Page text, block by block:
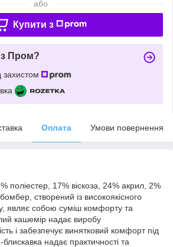
або
Купити з
з Пром?
захистом
Оплата Умови повернення
поліестер, 17% віскоза, 24% акрил, 2%
створений із високоякісного
являє собою суміш комфорту та
кашемір надає виробу
і забезпечує винятковий комфорт під
блискавка надає практичності та